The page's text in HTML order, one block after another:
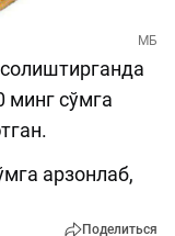
МБ
минг сўмга
арзонлаб,
Поделиться